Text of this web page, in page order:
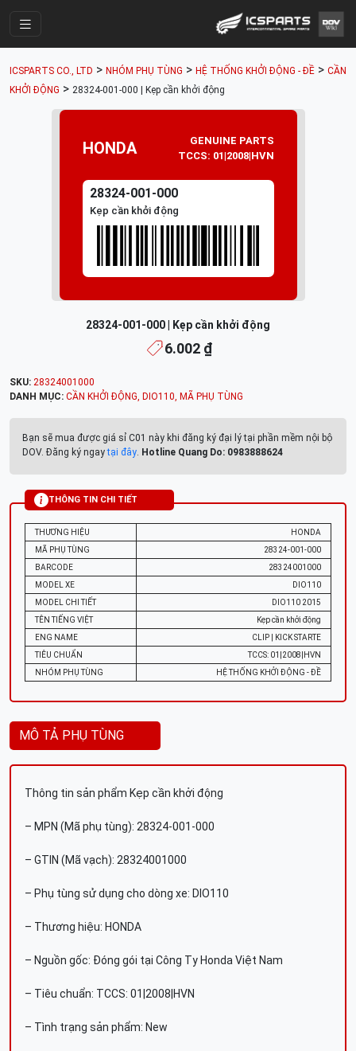
Cửa Hàng
Mã Phụ Tùng
Nhóm Phụ Tùng
Tài khoản
ICSPARTS CO., LTD > NHÓM PHỤ TÙNG > HỆ THỐNG KHỞI ĐỘNG - ĐỀ > CẦN
KHỞI ĐỘNG > 28324-001-000 | Kẹp cần khởi động
HONDA
GENUINE PARTS
TCCS: 01|2008|HVN
28324-001-000
Kẹp cần khởi động
28324-001-000 | Kẹp cần khởi động
6.002 ₫
SKU: 28324001000
DANH MỤC: CẦN KHỞI ĐỘNG, DIO110, MÃ PHỤ TÙNG
Bạn sẽ mua được giá sỉ C01 này khi đăng ký đại lý tại phần mềm nội bộ
DOV. Đăng ký ngaytại đây. Hotline Quang Do: 0983888624
THÔNG TIN CHI TIẾT
THƯƠNG HIỆU
HONDA
MÃ PHỤ TÙNG
28324-001-000
BARCODE
28324001000
MODEL XE
DIO110
MODEL CHI TIẾT
DIO110 2015
TÊN TIẾNG VIỆT
Kẹp cần khởi động
ENG NAME
CLIP | KICK STARTE
TIÊU CHUẨN
TCCS: 01|2008|HVN
NHÓM PHỤ TÙNG
HỆ THỐNG KHỞI ĐỘNG - ĐỀ
MÔ TẢ PHỤ TÙNG
Thông tin sản phẩm Kẹp cần khởi động
– MPN (Mã phụ tùng): 28324-001-000
– GTIN (Mã vạch): 28324001000
– Phụ tùng sử dụng cho dòng xe: DIO110
– Thương hiệu: HONDA
– Nguồn gốc: Đóng gói tại Công Ty Honda Việt Nam
– Tiêu chuẩn: TCCS: 01|2008|HVN
– Tình trạng sản phẩm: New